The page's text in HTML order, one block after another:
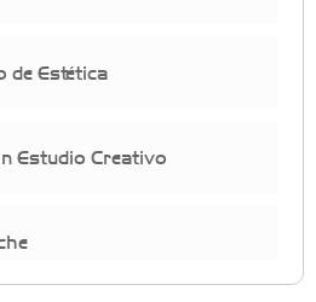
de Estética
Estudio Creativo